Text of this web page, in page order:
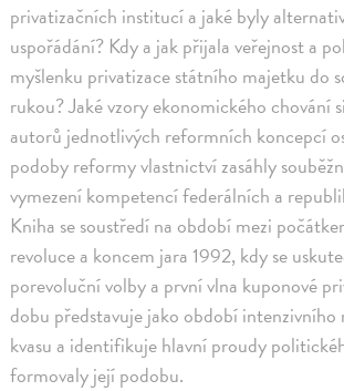
privatizačních institucí a jaké byly
uspořádání? Kdy a jak přijala veřejnost a
myšlenku privatizace státního majetku do
rukou? Jaké vzory ekonomického chování
autorů jednotlivých reformních koncepcí
podoby reformy vlastnictví zasáhly
vymezení kompetencí federálních a
Kniha se soustředí na období mezi
revoluce a koncem jara 1992, kdy se
porevoluční volby a první vlna kuponové
dobu představuje jako období intenzivního
kvasu a identifikuje hlavní proudy
formovaly její podobu.